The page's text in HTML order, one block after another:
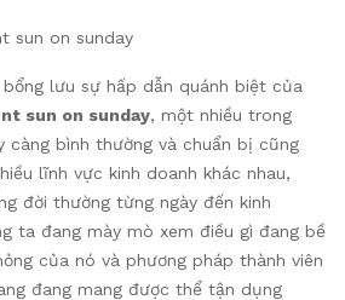
sun on sunday
lưu sự hấp dẫn quánh biệt của
sun on sunday, một nhiều trong
càng bình thường và chuẩn bị cũng
lĩnh vực kinh doanh khác nhau,
đời thường từng ngày đến kinh
ta đang mày mò xem điều gì đang bề
của nó và phương pháp thành viên
đang mang được thể tận dụng